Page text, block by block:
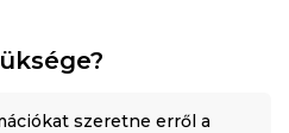
szeretne erről a